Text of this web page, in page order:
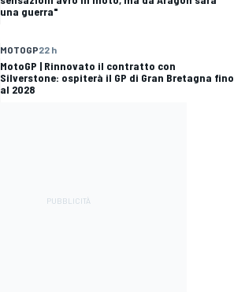
una guerra"
MOTOGP22 h
MotoGP | Rinnovato il contratto con
Silverstone: ospiterà il GP di Gran Bretagna fino
al 2028